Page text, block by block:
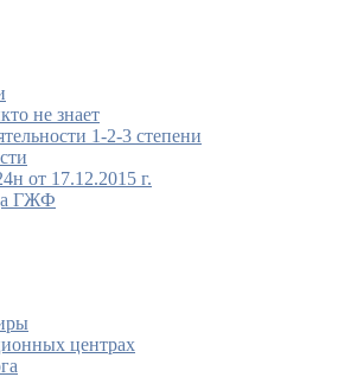
не знает
1-2-3 степени
от 17.12.2015 г.
ГЖФ
центрах